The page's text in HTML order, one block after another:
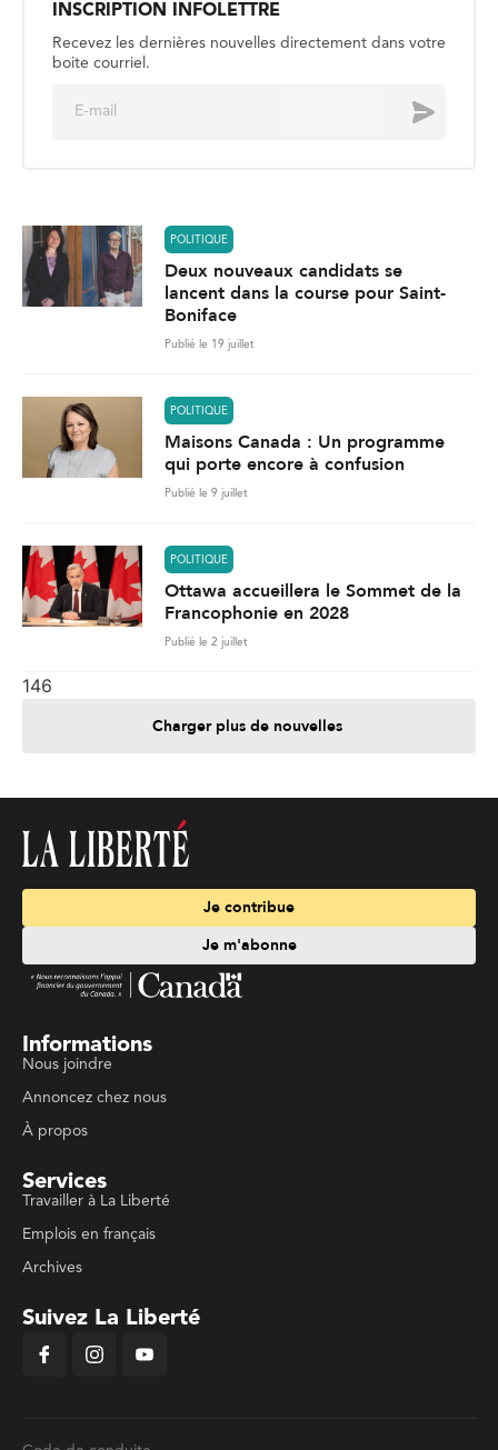
INSCRIPTION INFOLETTRE
Recevez les dernières nouvelles directement dans votre
boite courriel.
Envoyer
POLITIQUE
Deux nouveaux candidats se
lancent dans la course pour Saint-
Boniface
Publié le 19 juillet
POLITIQUE
Maisons Canada : Un programme
qui porte encore à confusion
Publié le 9 juillet
POLITIQUE
Ottawa accueillera le Sommet de la
Francophonie en 2028
Publié le 2 juillet
146
Charger plus de nouvelles
Je contribue
Je m'abonne
Informations
Nous joindre
Annoncez chez nous
À propos
Services
Travailler à La Liberté
Emplois en français
Archives
Suivez La Liberté